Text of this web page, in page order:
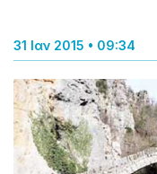
31 Ιαν 2015 • 09:34